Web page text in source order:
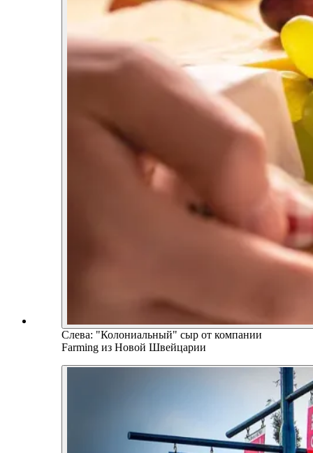
Слева: "Колониальный" сыр от компании
Farming из Новой Швейцарии